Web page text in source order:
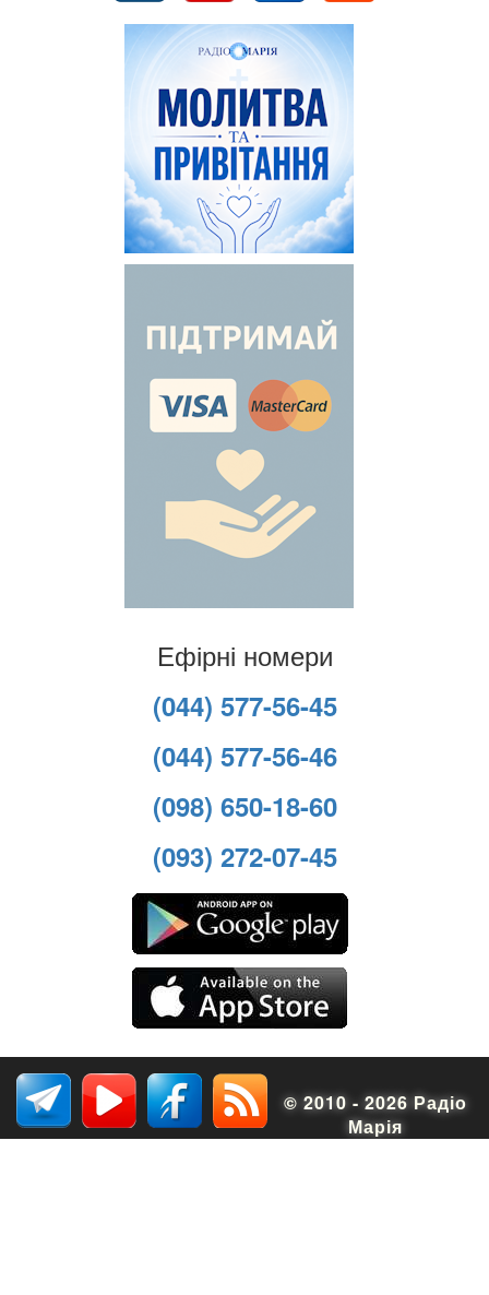
Ефірні номери
(044) 577-56-45
(044) 577-56-46
(098) 650-18-60
(093) 272-07-45
© 2010 - 2026 Радіо
Марія